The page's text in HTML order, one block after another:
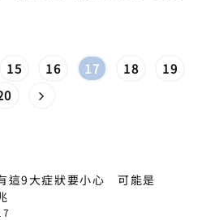
15 16 17 18
19
這9大症狀要小心 可能是